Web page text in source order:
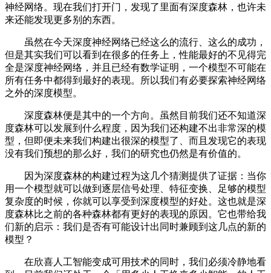
神经网络。现在我们打开门，发现了里面有深度森林，也许未
来还能发现更多别的东西。
虽然在今天深度神经网络已经这么的流行、这么的成功，
但是其实我们可以看到在很多的任务上，性能最好的不见得完
全是深度神经网络，并且已经有数学证明，一个模型不可能在
所有任务中都得到最好的表现。所以我们有必要探索神经网络
之外的深度模型。
深度森林便是其中的一个方向。虽然目前我们还不知道深
度森林可以发展到什么程度，因为我们还构建不出非常深的模
型，但即便未来我们构建出很深的模型了、而且发现它的表现
没有我们预想的那么好，我们的研究也仍然是有价值的。
因为深度森林的构建过程为这几个猜测提供了证据：当你
用一个模型就可以做到逐层信号处理、特征变换、足够的模型
复杂度的时候，你就可以享受到深度模型的好处。这也就是深
度森林比之前的各种森林都有更好的表现的原因。它也带给我
们新的启示：我们是否有可能设计出同时兼顾到这几点的新的
模型？
在欣喜人工智能变成可用技术的同时，我们必须冷静地看